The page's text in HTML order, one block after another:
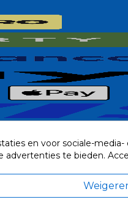
verzendkosten.
en voor sociale-
te bieden.